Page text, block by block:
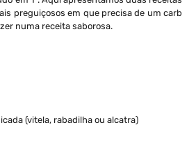
preguiçosos em que precisa de um carb
numa receita saborosa.
(vitela, rabadilha ou alcatra)